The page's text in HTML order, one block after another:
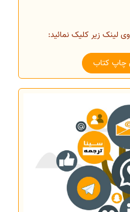
زیر کلیک نمائید:
کتاب